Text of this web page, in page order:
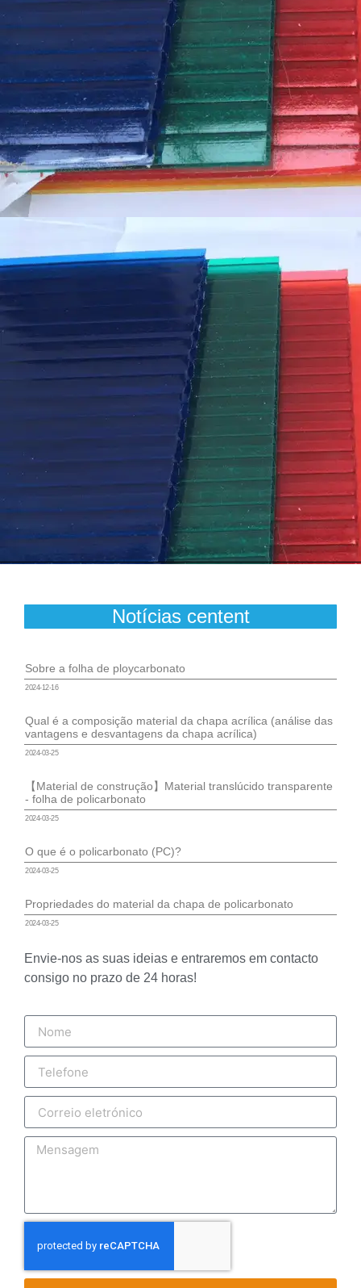
Notícias centent
Sobre a folha de ploycarbonato
2024-12-16
Qual é a composição material da chapa acrílica (análise das
vantagens e desvantagens da chapa acrílica)
2024-03-25
【Material de construção】Material translúcido transparente
- folha de policarbonato
2024-03-25
O que é o policarbonato (PC)?
2024-03-25
Propriedades do material da chapa de policarbonato
2024-03-25
Envie-nos as suas ideias e entraremos em contacto
consigo no prazo de 24 horas!